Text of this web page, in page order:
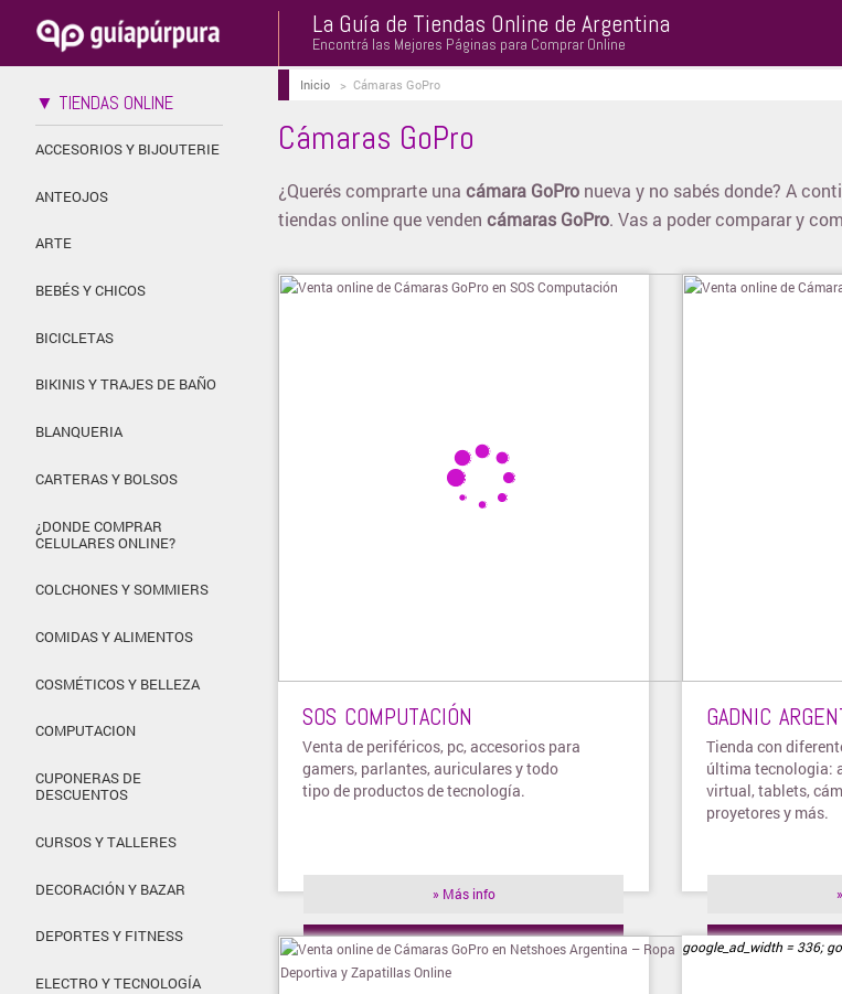
La Guía de Tiendas Online de Argentina
Encontrá las Mejores Páginas para Comprar Online
▼ TIENDAS ONLINE
ACCESORIOS Y BIJOUTERIE
ANTEOJOS
ARTE
BEBÉS Y CHICOS
BICICLETAS
BIKINIS Y TRAJES DE BAÑO
BLANQUERIA
CARTERAS Y BOLSOS
¿DONDE COMPRAR
CELULARES ONLINE?
COLCHONES Y SOMMIERS
COMIDAS Y ALIMENTOS
COSMÉTICOS Y BELLEZA
COMPUTACION
CUPONERAS DE
DESCUENTOS
CURSOS Y TALLERES
DECORACIÓN Y BAZAR
DEPORTES Y FITNESS
ELECTRO Y TECNOLOGÍA
Inicio> Cámaras GoPro
Cámaras GoPro
¿Querés comprarte una cámara GoPro nueva y no sabés donde? A
tiendas online que venden cámaras GoPro. Vas a poder comparar y
SOS COMPUTACIÓN
Venta de periféricos, pc, accesorios para
gamers, parlantes, auriculares y todo
tipo de productos de tecnología.
» Más info
» Visitar tienda
GADNIC
Tienda con
última tecnologia:
virtual, tablets,
proyetores y más.
»
google_ad_width = 336;